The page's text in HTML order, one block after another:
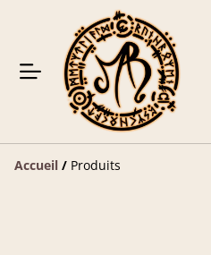
Accueil / Produits